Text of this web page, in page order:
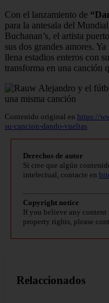
Con el lanzamiento de
para la antesala del
Buchanan’s, el artista
sus dos grandes amores.
llena estadios enteros con
transforma en una canción
Contenido original en https://
su-cancion-dando-vueltas
Derechos de autor
Si cree que algún
intelectual, contacte en
Copyright notice
If you believe any
property rights, please
Relaccionados